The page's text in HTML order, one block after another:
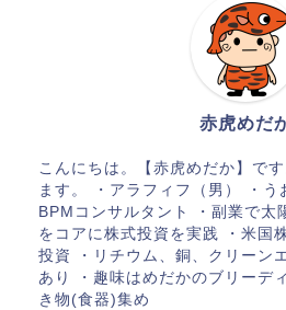
赤虎めだ
こんにちは。【赤虎めだか】で
ます。 ・アラフィフ（男） ・う
BPMコンサルタント ・副業で太
をコアに株式投資を実践 ・米国
投資 ・リチウム、銅、クリーン
あり ・趣味はめだかのブリーデ
き物(食器)集め